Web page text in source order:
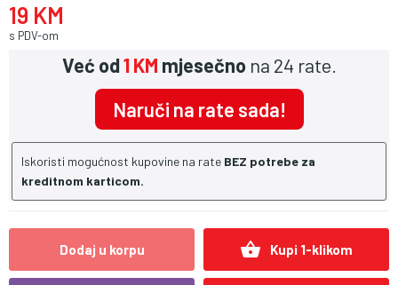
19 KM
s PDV-om
Već od1 KM mjesečno na 24 rate.
Naruči na rate sada!
Iskoristi mogućnost kupovine na rate BEZ potrebe za
kreditnom karticom.
Dodaj u korpu shopping_basket Kupi 1-klikom